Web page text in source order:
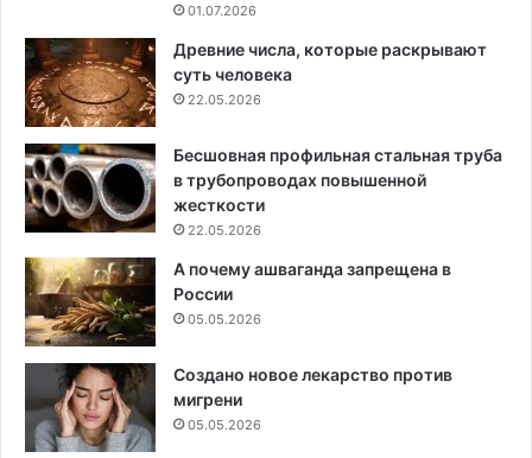
01.07.2026
Древние числа, которые раскрывают
суть человека
22.05.2026
Бесшовная профильная стальная труба
в трубопроводах повышенной
жесткости
22.05.2026
А почему ашваганда запрещена в
России
05.05.2026
Создано новое лекарство против
мигрени
05.05.2026